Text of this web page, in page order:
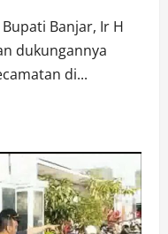
Bupati Banjar, Ir H
dukungannya
di...